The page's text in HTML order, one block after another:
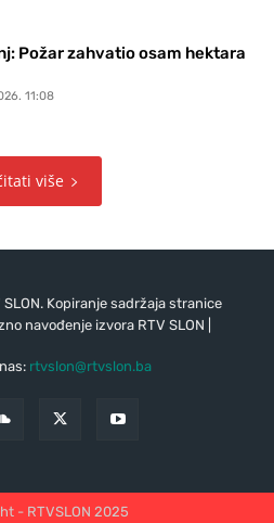
Požar zahvatio osam hektara
11:08
više
Kopiranje sadržaja stranice
navođenje izvora RTV SLON |
rtvslon@rtvslon.ba
- RTVSLON 2025